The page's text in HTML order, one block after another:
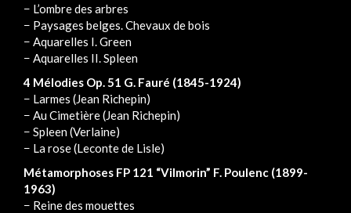
− L’ombre des arbres
− Paysages belges. Chevaux de bois
− Aquarelles I. Green
− Aquarelles II. Spleen
4 Mélodies Op. 51 G. Fauré (1845-1924)
− Larmes (Jean Richepin)
− Au Cimetière (Jean Richepin)
− Spleen (Verlaine)
− La rose (Leconte de Lisle)
Métamorphoses FP 121 “Vilmorin” F. Poulenc (1899-
1963)
− Reine des mouettes